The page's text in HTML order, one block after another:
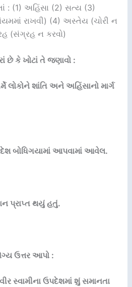
: (1) અહિંસા (2) સત્ય (3)
રાખવી) (4) અસ્તેય (ચોરી ન
(સંગ્રહ ન કરવો)
છે કે ખોટાં તે જણાવો :
શાંતિ અને અહિંસાનો માર્ગ
બોધિગયામાં આપવામાં આવેલ.
પ્રાપ્ત થયું હતું.
ઉત્તર આપો :
સ્વામીના ઉપદેશમાં શું સમાનતા